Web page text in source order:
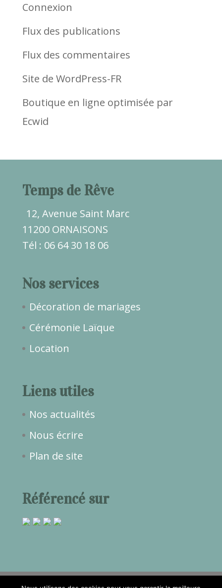
Connexion
Flux des publications
Flux des commentaires
Site de WordPress-FR
Boutique en ligne optimisée par
Ecwid
Temps de Rêve
12, Avenue Saint Marc
11200 ORNAISONS
Tél : 06 64 30 18 06
Nos services
Décoration de mariages
Cérémonie Laïque
Location
Liens utiles
Nos actualités
Nous écrire
Plan de site
Référencé sur